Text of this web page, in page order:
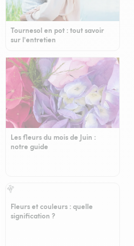
Tournesol en pot : tout savoir
sur l'entretien
Les fleurs du mois de Juin :
notre guide
Fleurs et couleurs : quelle
signification ?